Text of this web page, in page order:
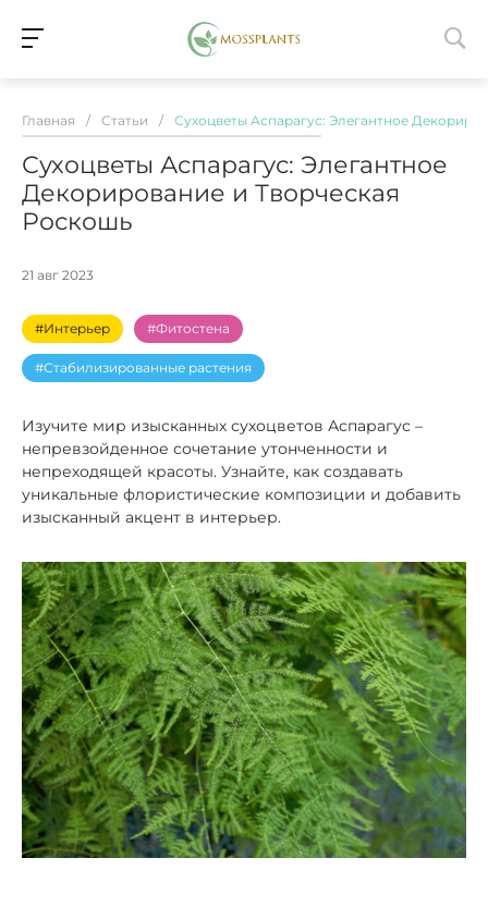
Главная / Статьи / Сухоцветы Аспарагус: Элегантное
Сухоцветы Аспарагус: Элегантное
Декорирование и Творческая
Роскошь
21 авг 2023
#Интерьер #Фитостена
#Стабилизированные растения
Изучите мир изысканных сухоцветов Аспарагус –
непревзойденное сочетание утонченности и
непреходящей красоты. Узнайте, как создавать
уникальные флористические композиции и добавить
изысканный акцент в интерьер.